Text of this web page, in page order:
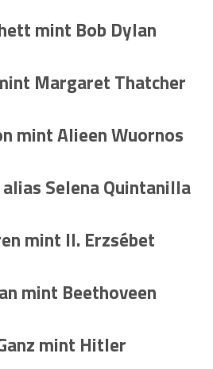
mint Bob Dylan
Margaret Thatcher
mint Alieen Wuornos
Selena Quintanilla
mint II. Erzsébet
mint Beethoveen
mint Hitler